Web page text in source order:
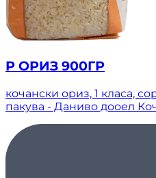
Р ОРИЗ 900ГР
кочански ориз, 1 класа,
пакува - Даниво дооел